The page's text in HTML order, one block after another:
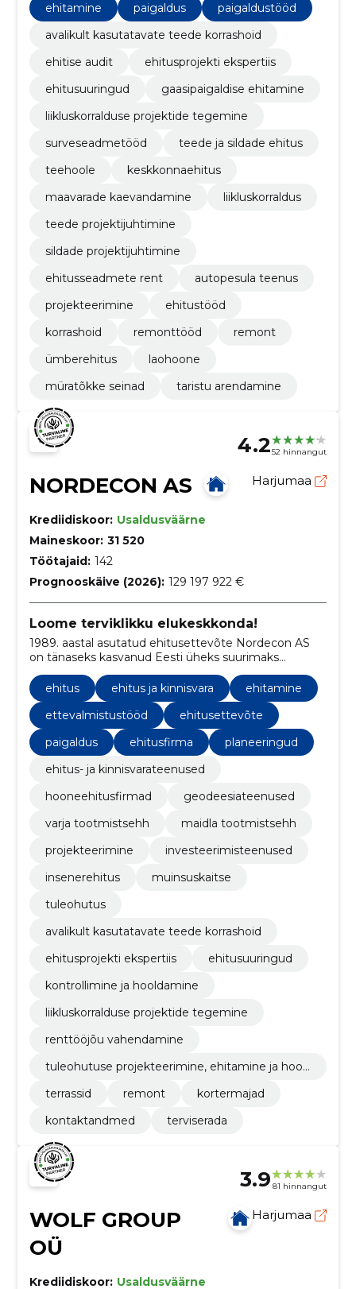
ehitamine
paigaldus
paigaldustööd
avalikult kasutatavate teede korrashoid
ehitise audit
ehitusprojekti ekspertiis
ehitusuuringud
gaasipaigaldise ehitamine
liikluskorralduse projektide tegemine
surveseadmetööd
teede ja sildade ehitus
teehoole
keskkonnaehitus
maavarade kaevandamine
liikluskorraldus
teede projektijuhtimine
sildade projektijuhtimine
ehitusseadmete rent
autopesula teenus
projekteerimine
ehitustööd
korrashoid
remonttööd
remont
ümberehitus
laohoone
müratõkke seinad
taristu arendamine
4.252 hinnangut
NORDECON AS Harjumaa
Krediidiskoor: Usaldusväärne
Maineskoor: 31 520
Töötajaid: 142
Prognooskäive (2026): 129 197 922 €
Loome terviklikku elukeskkonda!
1989. aastal asutatud ehitusettevõte Nordecon AS
on tänaseks kasvanud Eesti üheks suurimaks
ehituskontserniks.
ehitus
ehitus ja kinnisvara
ehitamine
ettevalmistustööd
ehitusettevõte
paigaldus
ehitusfirma
planeeringud
ehitus- ja kinnisvarateenused
hooneehitusfirmad
geodeesiateenused
varja tootmistsehh
maidla tootmistsehh
projekteerimine
investeerimisteenused
insenerehitus
muinsuskaitse
tuleohutus
avalikult kasutatavate teede korrashoid
ehitusprojekti ekspertiis
ehitusuuringud
kontrollimine ja hooldamine
liikluskorralduse projektide tegemine
renttööjõu vahendamine
tuleohutuse projekteerimine, ehitamine ja hool
terrassid
remont
kortermajad
kontaktandmed
terviserada
3.9 81 hinnangut
WOLF GROUP
OÜ
Harjumaa
Krediidiskoor: Usaldusväärne